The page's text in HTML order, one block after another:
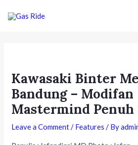
Kawasaki Binter
Bandung – Modifan
Mastermind Penuh
Leave a Comment/ Features / By
navigation